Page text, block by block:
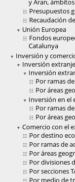
y Aran,
Presupuestos
Recaudación
Unión Europea
Fondos
Catalunya
Inversión y
Inversión
Inversión
Por ramas
Por áreas
Inversión en el
Por ramas
Por áreas
Comercio con el
Por destino
Por ramas de
Por áreas
Por divisiones
Por secciones
Por medio de